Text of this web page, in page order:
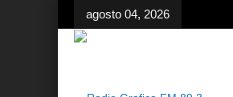
agosto 04, 2026